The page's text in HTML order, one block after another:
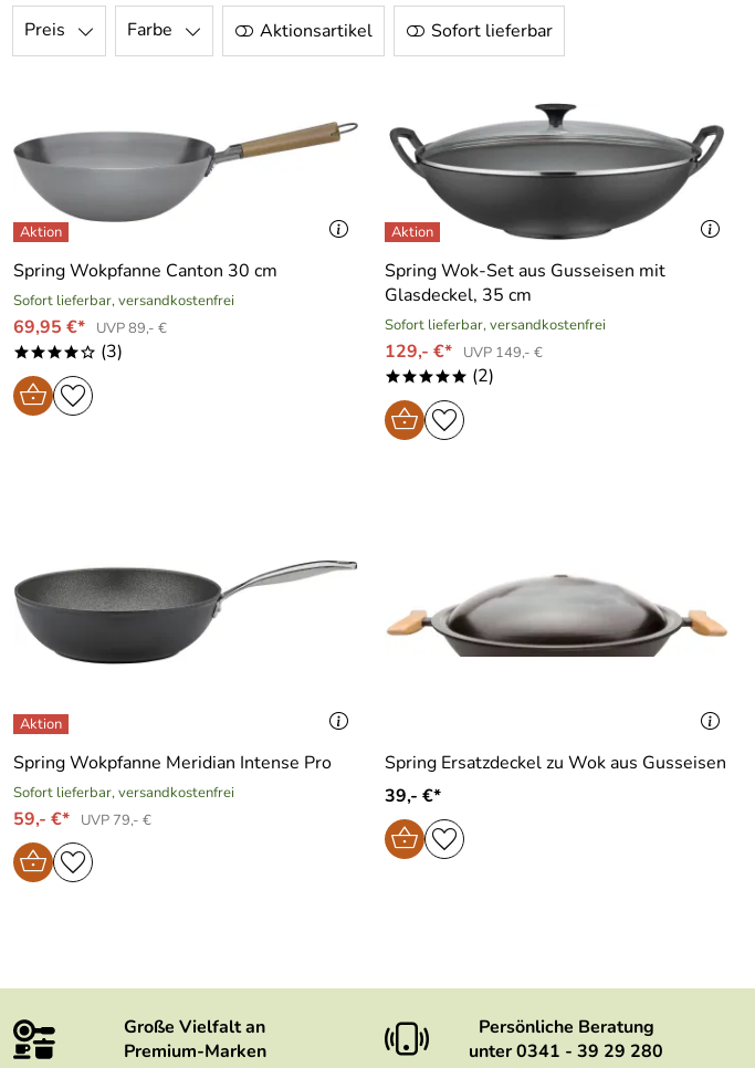
Preis Farbe Aktionsartikel Sofort lieferbar
Spring Wokpfanne Canton 30 cm
Sofort lieferbar, versandkostenfrei
69,95 €* UVP 89,- €
****o (3)
Spring Wok-Set aus Gusseisen mit
Glasdeckel, 35 cm
Sofort lieferbar, versandkostenfrei
129,- €* UVP 149,- €
***** (2)
Spring Wokpfanne Meridian Intense Pro
Sofort lieferbar, versandkostenfrei
59,- €* UVP 79,- €
Spring Ersatzdeckel zu Wok aus Gusseisen
39,- €*
Große Vielfalt an
Premium-Marken
Persönliche Beratung
unter 0341 - 39 29 280